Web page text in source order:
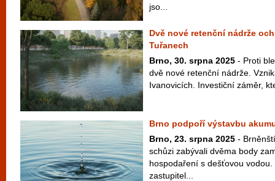
jso...
Dvě nové retenční nádrže
Tuřanech
Brno, 30. srpna 2025 - Proti
dvě nové retenční nádrže.
Ivanovicích. Investiční záměr,
Brno podpoří výstavbu
Brno, 23. srpna 2025 -
schůzi zabývali dvěma body
hospodaření s dešťovou
zastupitel...